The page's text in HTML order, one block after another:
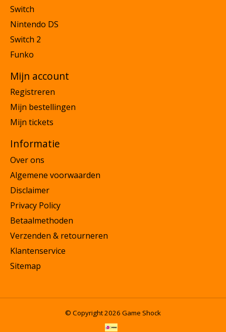
Switch
Nintendo DS
Switch 2
Funko
Mijn account
Registreren
Mijn bestellingen
Mijn tickets
Informatie
Over ons
Algemene voorwaarden
Disclaimer
Privacy Policy
Betaalmethoden
Verzenden & retourneren
Klantenservice
Sitemap
© Copyright 2026 Game Shock